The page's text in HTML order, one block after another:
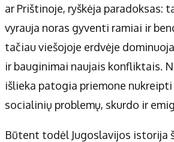
ar Prištinoje, ryškėja paradoksas:
vyrauja noras gyventi ramiai ir
tačiau viešojoje erdvėje
ir bauginimai naujais konfliktais.
išlieka patogia priemone nukreipti
socialinių problemų, skurdo ir
Būtent todėl Jugoslavijos istorija